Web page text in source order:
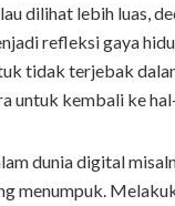
dilihat lebih luas,
refleksi gaya
tidak terjebak
untuk kembali ke
dunia digital
menumpuk.